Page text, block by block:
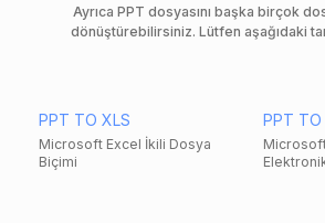
Ayrıca PPT dosyasını başka birçok
dönüştürebilirsiniz. Lütfen aşağıdaki
PPT TO XLS
Microsoft Excel İkili Dosya
Biçimi
PPT TO